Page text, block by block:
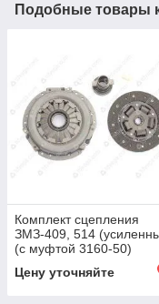
Подобные товары
Комплект сцепления
ЗМЗ-409, 514
(с муфтой 3160-50)
Цену уточняйте